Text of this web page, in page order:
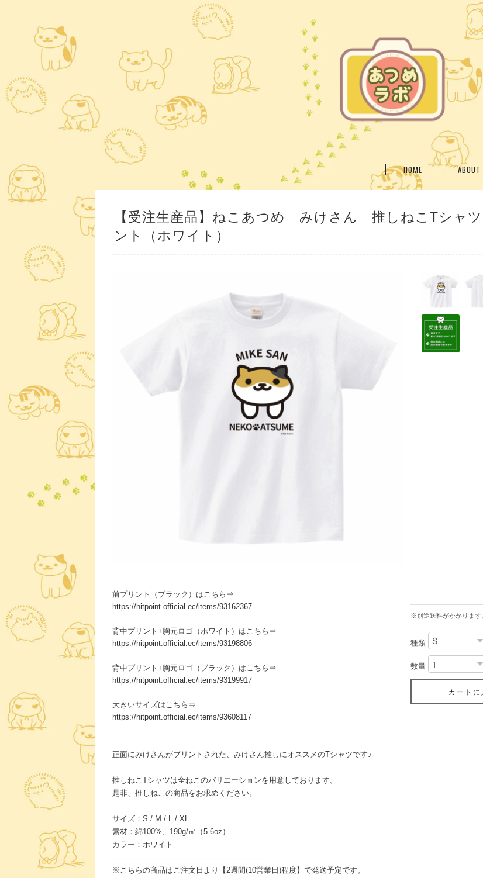
HOME ABOUT
【受注生産品】ねこあつめ みけさん 推しねこTシャ
ント（ホワイト）
前プリント（ブラック）はこちら⇒
https://hitpoint.official.ec/items/93162367
背中プリント+胸元ロゴ（ホワイト）はこちら⇒
https://hitpoint.official.ec/items/93198806
背中プリント+胸元ロゴ（ブラック）はこちら⇒
https://hitpoint.official.ec/items/93199917
大きいサイズはこちら⇒
https://hitpoint.official.ec/items/93608117
正面にみけさんがプリントされた、みけさん推しにオススメのTシャツです♪
推しねこTシャツは全ねこのバリエーションを用意しております。
是非、推しねこの商品をお求めください。
サイズ：S / M / L / XL
素材：綿100%、190g/㎡（5.6oz）
カラー：ホワイト
-----------------------------------------------------------------
※こちらの商品はご注文日より【2週間(10営業日)程度】で発送予定です。
※別途送料がかかります
種類
数量
カートに